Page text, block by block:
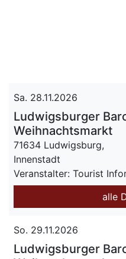
Sa. 28.11.2026
Ludwigsburger
Weihnachtsmarkt
71634 Ludwigsburg,
Innenstadt
Veranstalter: Tourist
alle
So. 29.11.2026
Ludwigsburger